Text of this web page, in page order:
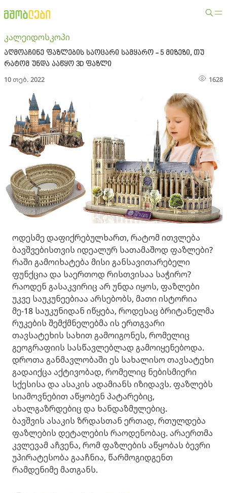
კალეიდოსკოპი
აღმოაჩინე ფაზლების საოცარი სამყარო - 5 მიზეზი, თუ
რატომ უნდა ააწყო 3D ფაზლი
10 თებ. 2022 1628
ოდესმე დაფიქრებულხართ, რატომ ითვლება
ბავშვებისთვის იდეალურ სათამაშოდ ფაზლები?
რაში გამოიხატება მისი განსავითარებელი
ფუნქცია და საერთოდ რისთვისაა საჭირო?
რაოდენ გასაკვირიც არ უნდა იყოს, ფაზლები
უკვე საუკუნეებიაა არსებობს, მათი ისტორია
მე-18 საუკუნიდან იწყება, როდესაც ბრიტანელმა
რუკების შემქმნელებმა ის ერთგვარი
თავსატეხის სახით გამოიგონეს, რომელიც
გეოგრაფიის სასწავლებლად გამოიყენებოდა.
დროთა განმავლობაში ეს სახალისო თავსატეხი
გადაიქცა აქტივობად, რომელიც ნებისმიერი
სქესისა და ასაკის ადამიანს იზიდავს. ფაზლებს
სიამოვნებით აწყობენ პატარებიც,
ახალგაზრდებიც და ხანდაზმულებიც.
ბავშვის ასაკის ზრდასთან ერთად, რთულდება
ფაზლების დეტალების რაოდენობაც. არაერთმა
კვლევამ აჩვენა, რომ ფაზლების აწყობას ბევრი
უპირატესობა გააჩნია, წარმოგიდგენთ
რამდენიმე მათგანს.